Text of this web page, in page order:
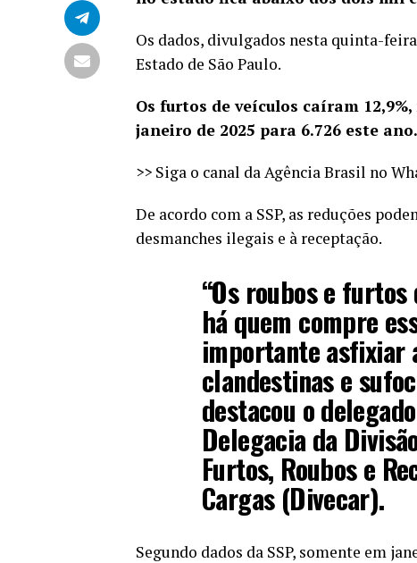
Os dados, divulgados nesta quinta-
Estado de São Paulo.
Os furtos de veículos caíram
janeiro de 2025 para 6.726 este ano.
>> Siga o canal da Agência Brasil no
De acordo com a SSP, as reduções
desmanches ilegais e à receptação.
“Os roubos e
há quem compre
importante asfixiar
clandestinas e
destacou o
Delegacia da
Furtos, Roubos e
Cargas (Divecar).
Segundo dados da SSP, somente em